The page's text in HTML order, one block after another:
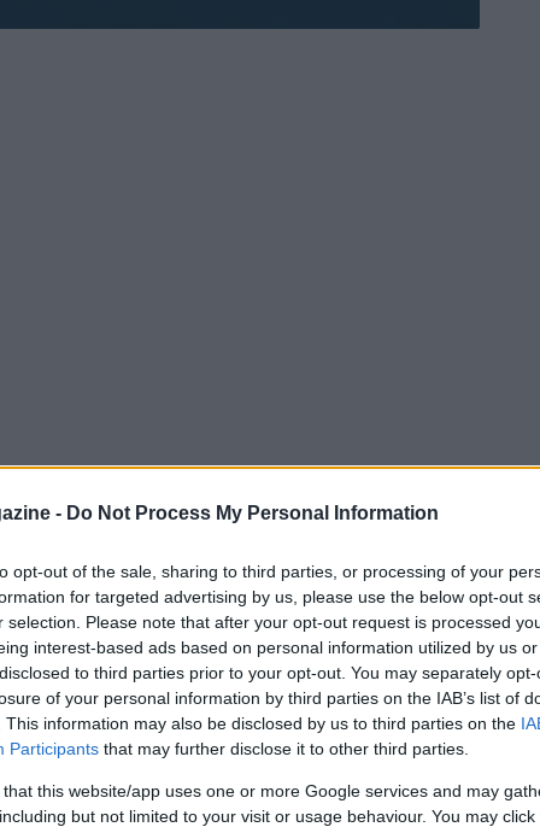
- Do Not Process My Personal Information
opt-out of the sale, sharing to third parties, or processing of your
for targeted advertising by us, please use the below opt-out
selection. Please note that after your opt-out request is processed
interest-based ads based on personal information utilized by us
to third parties prior to your opt-out. You may separately
of your personal information by third parties on the IAB’s list of
This information may also be disclosed by us to third parties on the
Participants that may further disclose it to other third parties.
that this website/app uses one or more Google services and may
but not limited to your visit or usage behaviour. You may
che i tennisti regalano sul campo, c’è
guadagni. Uno dei nomi spesso discussi
diAlexander Zverev. In quest’articolo
il guadagno durante la sua carriera.
Zverev tra gli otto partecipanti.
è bene sottolineare la sua